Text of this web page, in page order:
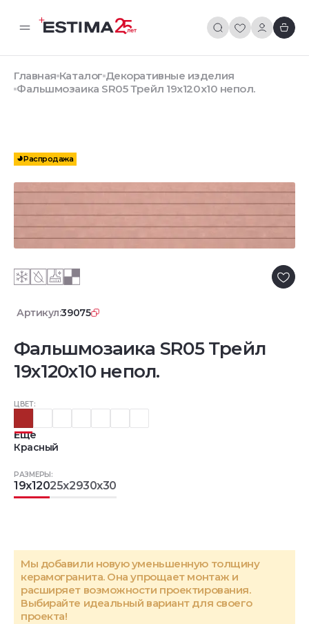
Главная Каталог Декоративные изделия
Фальшмозаика SR05 Трейл 19x120x10 непол.
Распродажа
Артикул:39075
Фальшмозаика SR05 Трейл
19x120x10 непол.
ЦВЕТ:
Еще
Красный
РАЗМЕРЫ:
19x12025x2930x30
Мы добавили новую уменьшенную толщину
керамогранита. Она упрощает монтаж и
расширяет возможности проектирования.
Выбирайте идеальный вариант для своего
проекта!